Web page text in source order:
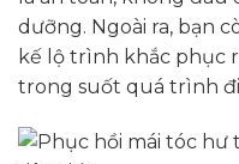
dưỡng. Ngoài ra, bạn
kế lộ trình khắc phục
trong suốt quá trình